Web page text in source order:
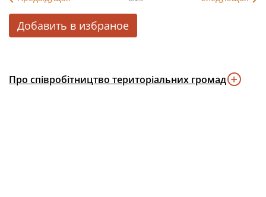
Добавить в избраное
Про співробітництво територіальних громад